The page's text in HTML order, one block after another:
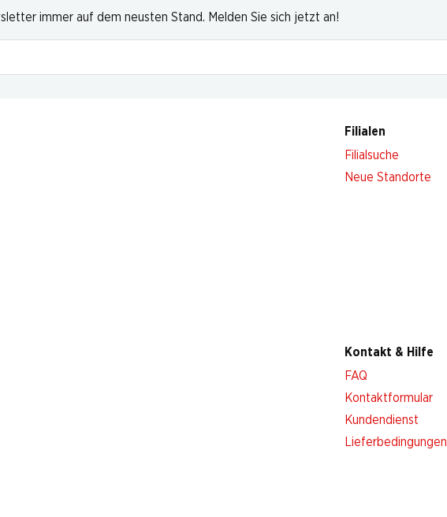
immer auf dem neusten Stand. Melden Sie sich jetzt an!
Filialen
Filialsuche
Neue Standorte
Kontakt & Hilfe
FAQ
Kontaktformular
Kundendienst
Lieferbedingungen